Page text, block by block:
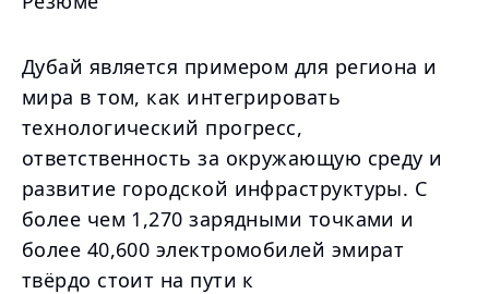
Дубай является примером для региона и
мира в том, как интегрировать
технологический прогресс,
ответственность за окружающую среду и
развитие городской инфраструктуры. С
более чем 1,270 зарядными точками и
более 40,600 электромобилей эмират
твёрдо стоит на пути к